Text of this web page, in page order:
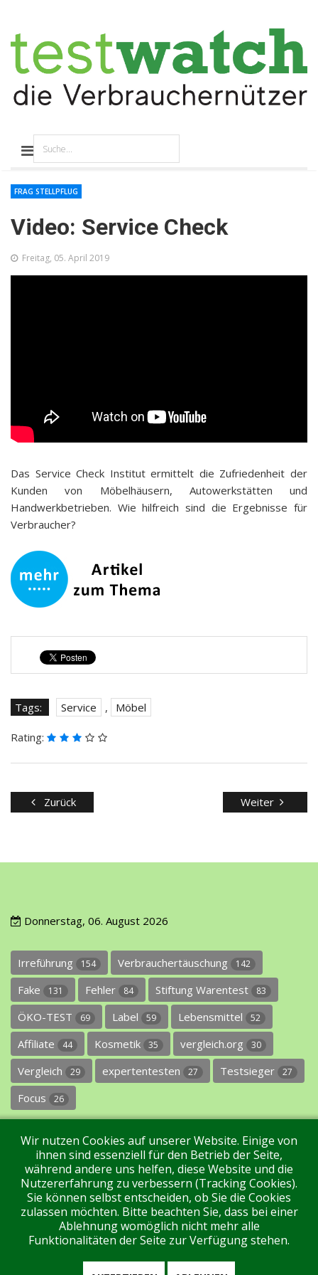
Video: Service Check
FRAG STELLPFLUG
Freitag, 05. April 2019
Das Service Check Institut ermittelt die Zufriedenheit der
Kunden von Möbelhäusern, Autowerkstätten und
Handwerkbetrieben. Wie hilfreich sind die Ergebnisse für
Verbraucher?
Tags: Service , Möbel
Rating:
Zurück Weiter
Donnerstag, 06. August 2026
Irreführung 154 Verbrauchertäuschung 142
Fake 131 Fehler 84 Stiftung Warentest 83
ÖKO-TEST 69 Label 59 Lebensmittel 52
Affiliate 44 Kosmetik 35 vergleich.org 30
Vergleich 29 expertentesten 27 Testsieger 27
Focus 26
Impressum Datenschutz Über uns Kontakt
Tags Unterstützen Sie uns! Login
Wir nutzen Cookies auf unserer Website. Einige von
ihnen sind essenziell für den Betrieb der Seite,
während andere uns helfen, diese Website und die
Nutzererfahrung zu verbessern (Tracking Cookies).
Sie können selbst entscheiden, ob Sie die Cookies
zulassen möchten. Bitte beachten Sie, dass bei einer
Ablehnung womöglich nicht mehr alle
Funktionalitäten der Seite zur Verfügung stehen.